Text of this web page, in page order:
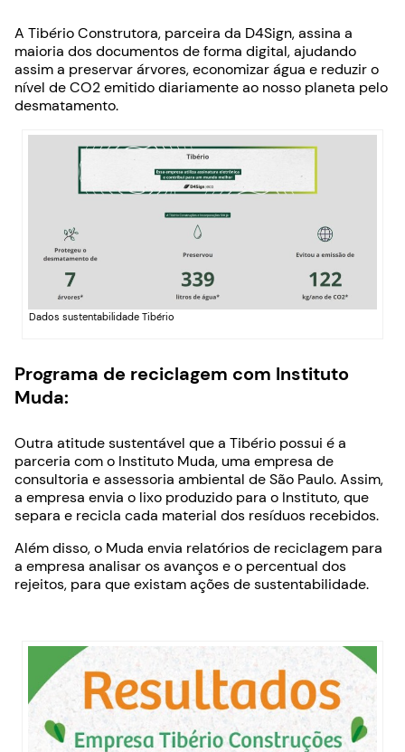
A Tibério Construtora, parceira da D4Sign, assina a
maioria dos documentos de forma digital, ajudando
assim a preservar árvores, economizar água e reduzir o
nível de CO2 emitido diariamente ao nosso planeta pelo
desmatamento.
Dados sustentabilidade Tibério
Programa de reciclagem com Instituto
Muda:
Outra atitude sustentável que a Tibério possui é a
parceria com o Instituto Muda, uma empresa de
consultoria e assessoria ambiental de São Paulo. Assim,
a empresa envia o lixo produzido para o Instituto, que
separa e recicla cada material dos resíduos recebidos.
Além disso, o Muda envia relatórios de reciclagem para
a empresa analisar os avanços e o percentual dos
rejeitos, para que existam ações de sustentabilidade.